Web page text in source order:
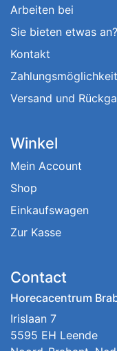
Arbeiten bei
Sie bieten etwas an?
Kontakt
Versand und
Winkel
Mein Account
Shop
Einkaufswagen
Zur Kasse
Contact
Horecacentrum
Irislaan 7
5595 EH Leende